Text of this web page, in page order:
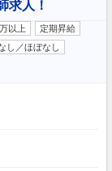
求人！
以上
定期昇給
し／ほぼなし